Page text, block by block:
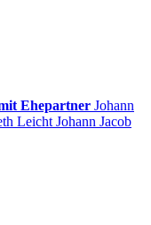
Ehepartner Johann
Leicht Johann Jacob